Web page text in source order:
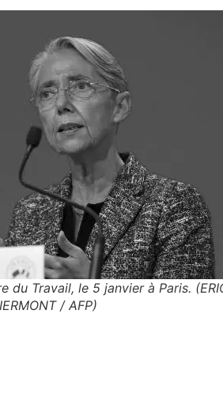
du Travail, le 5 janvier à Paris.
/ AFP)